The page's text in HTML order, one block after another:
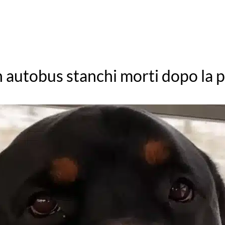
autobus stanchi morti dopo la